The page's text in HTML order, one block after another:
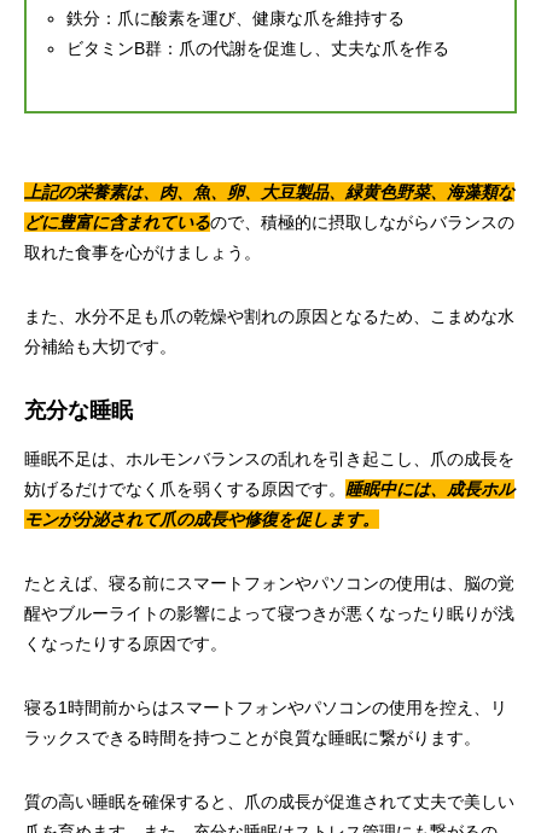
鉄分：爪に酸素を運び、健康な爪を維持する
ビタミンB群：爪の代謝を促進し、丈夫な爪を作る
上記の栄養素は、肉、魚、卵、大豆製品、緑黄色野菜、海藻類な
どに豊富に含まれているので、積極的に摂取しながらバランスの
取れた食事を心がけましょう。
また、水分不足も爪の乾燥や割れの原因となるため、こまめな水
分補給も大切です。
充分な睡眠
睡眠不足は、ホルモンバランスの乱れを引き起こし、爪の成長を
妨げるだけでなく爪を弱くする原因です。 睡眠中には、成長ホル
モンが分泌されて爪の成長や修復を促します。
たとえば、寝る前にスマートフォンやパソコンの使用は、脳の覚
醒やブルーライトの影響によって寝つきが悪くなったり眠りが浅
くなったりする原因です。
寝る1時間前からはスマートフォンやパソコンの使用を控え、リ
ラックスできる時間を持つことが良質な睡眠に繋がります。
質の高い睡眠を確保すると、爪の成長が促進されて丈夫で美しい